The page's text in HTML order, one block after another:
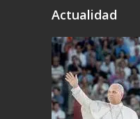
Actualidad